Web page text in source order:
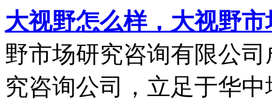
大视野怎么样，大视野
野市场研究咨询有限公
究咨询公司，立足于华